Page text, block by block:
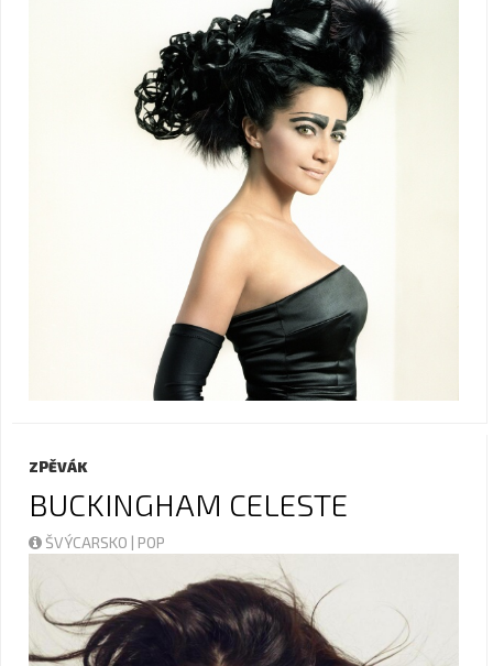
ZPĚVÁK
BUCKINGHAM CELESTE
ŠVÝCARSKO | POP